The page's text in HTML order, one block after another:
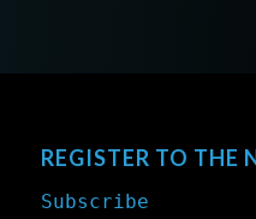
REGISTER TO THE
Subscribe